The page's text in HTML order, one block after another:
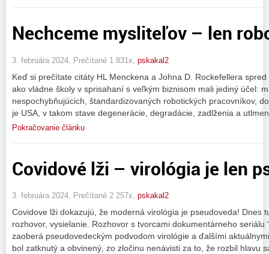
Nechceme mysliteľov – len
3. februára 2024, Prečítané 1 831x, pskakal2
Keď si prečítate citáty HL Menckena a Johna D. Rockefellera
ako vládne školy v sprisahaní s veľkým biznisom mali jediný účel:
nespochybňujúcich, štandardizovaných robotických pracovníkov,
je USA, v takom stave degenerácie, degradácie, zadlženia a
Pokračovanie článku
Covidové lži – virológia je len
3. februára 2024, Prečítané 2 257x, pskakal2
Covidove lži dokazujú, že moderná virológia je pseudoveda! Dnes
rozhovor, vysielanie. Rozhovor s tvorcami dokumentárneho seriálu
zaoberá pseudovedeckým podvodom virológie a ďalšími
bol zatknutý a obvinený, zo zločinu nenávisti za to, že rozbil hlavu